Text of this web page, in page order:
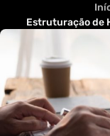
Estruturação de